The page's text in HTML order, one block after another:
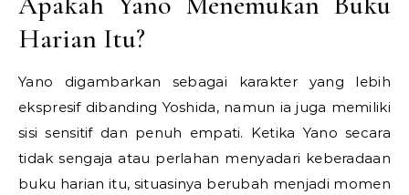
Harian Itu?
Yano digambarkan sebagai karakter yang lebih
ekspresif dibanding Yoshida, namun ia juga memiliki
sisi sensitif dan penuh empati. Ketika Yano secara
tidak sengaja atau perlahan menyadari keberadaan
buku harian itu, situasinya berubah menjadi momen